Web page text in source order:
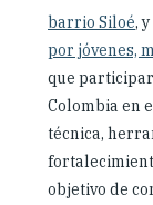
barrio Siloé,
por jóvenes,
que
Colombia en
técnica,
objetivo de